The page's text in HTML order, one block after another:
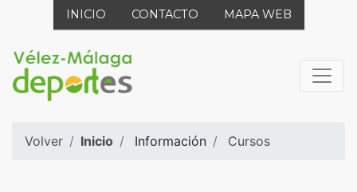
INICIO CONTACTO MAPA WEB
Volver Inicio Información Cursos